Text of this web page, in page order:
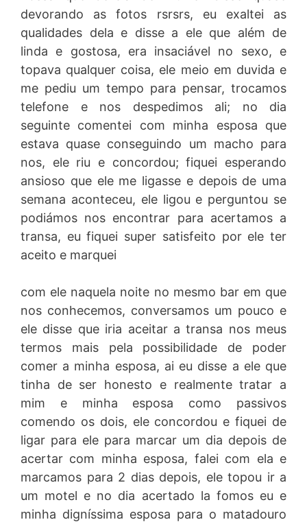
devorando as fotos rsrsrs, eu exaltei as
qualidades dela e disse a ele que além de
linda e gostosa, era insaciável no sexo, e
topava qualquer coisa, ele meio em duvida e
me pediu um tempo para pensar, trocamos
telefone e nos despedimos ali; no dia
seguinte comentei com minha esposa que
estava quase conseguindo um macho para
nos, ele riu e concordou; fiquei esperando
ansioso que ele me ligasse e depois de uma
semana aconteceu, ele ligou e perguntou se
podiámos nos encontrar para acertamos a
transa, eu fiquei super satisfeito por ele ter
aceito e marquei
com ele naquela noite no mesmo bar em que
nos conhecemos, conversamos um pouco e
ele disse que iria aceitar a transa nos meus
termos mais pela possibilidade de poder
comer a minha esposa, ai eu disse a ele que
tinha de ser honesto e realmente tratar a
mim e minha esposa como passivos
comendo os dois, ele concordou e fiquei de
ligar para ele para marcar um dia depois de
acertar com minha esposa, falei com ela e
marcamos para 2 dias depois, ele topou ir a
um motel e no dia acertado la fomos eu e
minha digníssima esposa para o matadouro